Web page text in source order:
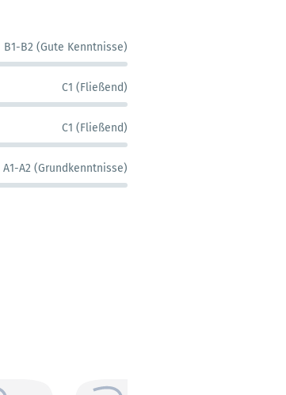
B1-B2 (Gute Kenntnisse)
C1 (Fließend)
C1 (Fließend)
A1-A2 (Grundkenntnisse)